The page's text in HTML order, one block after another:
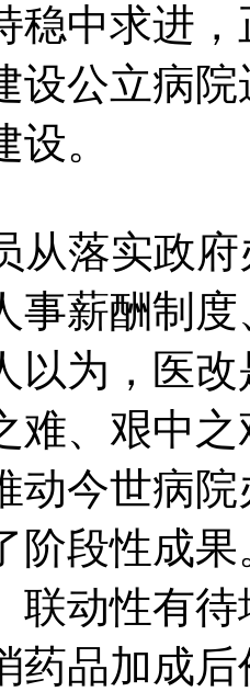
稳中求进
设公立病
。
落实政府
事薪酬制
以为，医
难、艰中
动今世病
阶段性成
联动性有
药品加成